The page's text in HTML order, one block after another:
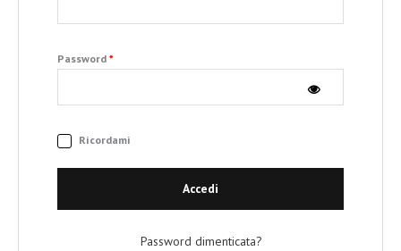
Password*
Ricordami
Accedi
Password dimenticata?